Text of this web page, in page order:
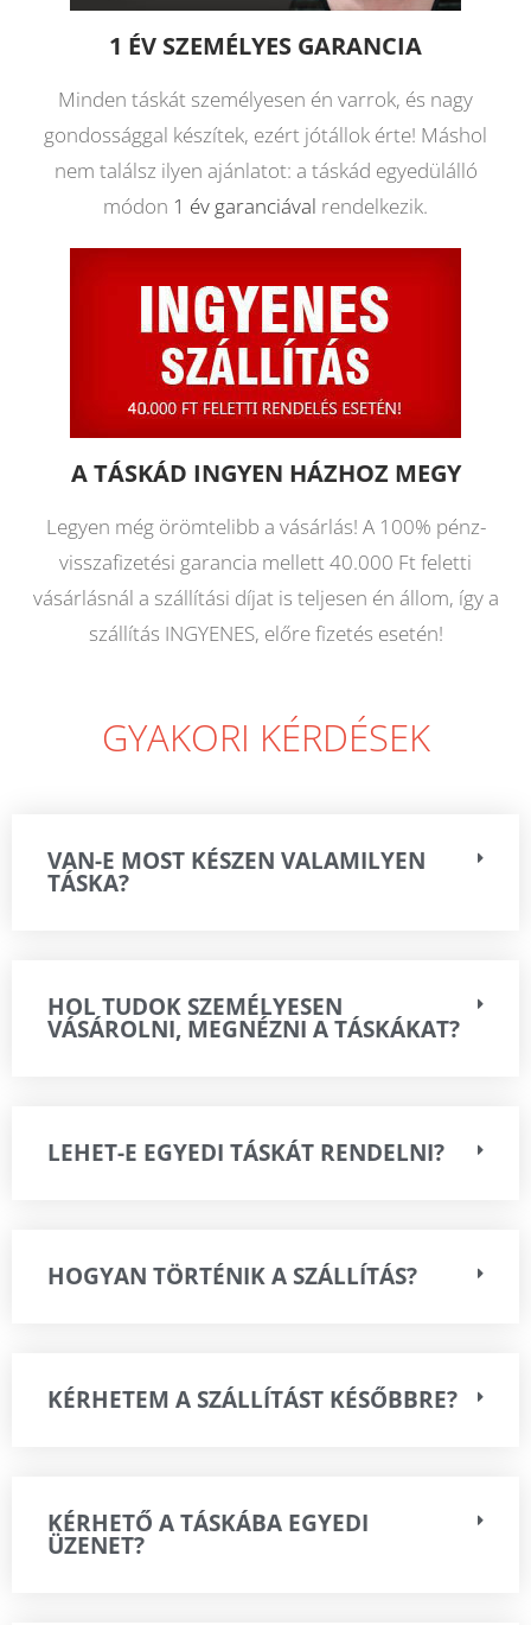
1 ÉV SZEMÉLYES GARANCIA
Minden táskát személyesen én varrok, és nagy
gondossággal készítek, ezért jótállok érte! Máshol
nem találsz ilyen ajánlatot: a táskád egyedülálló
módon 1 év garanciával rendelkezik.
A TÁSKÁD INGYEN HÁZHOZ MEGY
Legyen még örömtelibb a vásárlás! A 100% pénz-
visszafizetési garancia mellett 40.000 Ft feletti
vásárlásnál a szállítási díjat is teljesen én állom, így a
szállítás INGYENES, előre fizetés esetén!
GYAKORI KÉRDÉSEK
VAN-E MOST KÉSZEN VALAMILYEN
TÁSKA?
HOL TUDOK SZEMÉLYESEN
VÁSÁROLNI, MEGNÉZNI A TÁSKÁKAT?
LEHET-E EGYEDI TÁSKÁT RENDELNI?
HOGYAN TÖRTÉNIK A SZÁLLÍTÁS?
KÉRHETEM A SZÁLLÍTÁST KÉSŐBBRE?
KÉRHETŐ A TÁSKÁBA EGYEDI
ÜZENET?